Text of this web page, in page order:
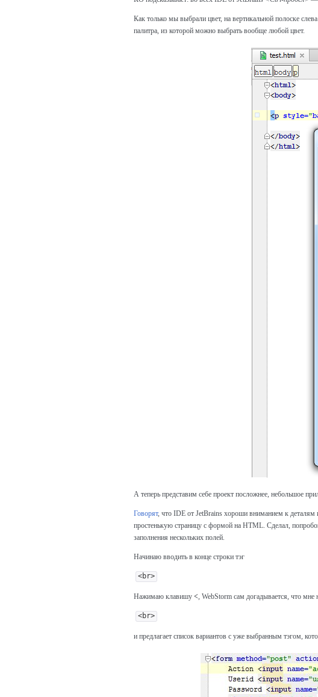
Как только мы выбрали цвет, на вертикальной полоске
палитра, из которой можно выбрать вообще любой цвет.
А теперь представим себе проект посложнее, небольшое
Говорят, что IDE от JetBrains хороши вниманием к деталям
простенькую страницу с формой на HTML. Сделал,
заполнения нескольких полей.
Начинаю вводить в конце строки тэг
<br>
Нажимаю клавишу <, WebStorm сам догадывается, что мне
<br>
и предлагает список вариантов с уже выбранным тэгом,